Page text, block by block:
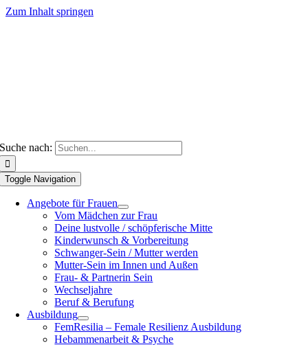
Zum Inhalt springen
Suche nach:
Toggle Navigation
Angebote für Frauen
Vom Mädchen zur Frau
Deine lustvolle / schöpferische Mitte
Kinderwunsch & Vorbereitung
Schwanger-Sein / Mutter werden
Mutter-Sein im Innen und Außen
Frau- & Partnerin Sein
Wechseljahre
Beruf & Berufung
Ausbildung
FemResilia – Female Resilienz Ausbildung
Hebammenarbeit & Psyche